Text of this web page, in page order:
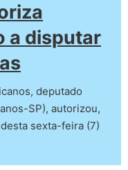
a disputar
deputado
SP), autorizou,
sexta-feira (7)